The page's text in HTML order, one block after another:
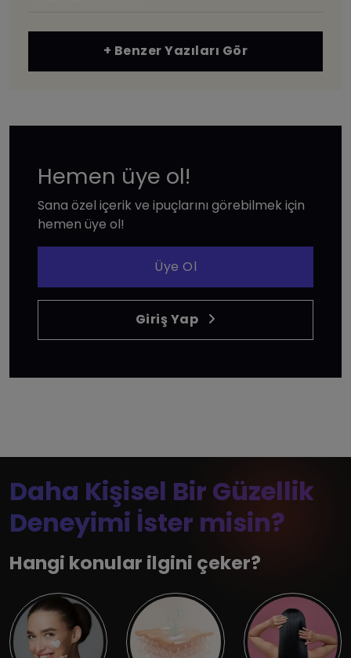
+ Benzer Yazıları Gör
Hemen üye ol!
Sana özel içerik ve ipuçlarını görebilmek için
hemen üye ol!
Üye Ol
Giriş Yap
Daha Kişisel Bir Güzellik
Deneyimi İster misin?
Hangi konular ilgini çeker?